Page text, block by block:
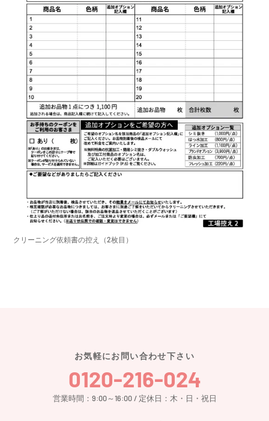
クリーニング依頼書の控え（2枚目）
お気軽にお問い合わせ下さい
0120-216-024
営業時間：9:00～16:00 / 定休日：木・日・祝日